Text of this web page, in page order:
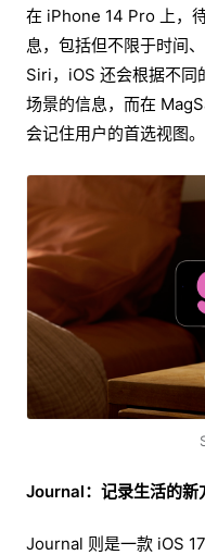
在 iPhone 14 Pro 上，
息，包括但不限于时间
Siri，iOS 还会根据不同
场景的信息，而在
会记住用户的首选视图。
Journal：记录生活的新
Journal 则是一款 iOS